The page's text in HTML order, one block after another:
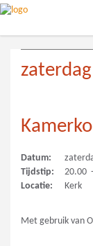
Datum:
Tijdstip:
20.00
Locatie:
Kerk
Met gebruik van